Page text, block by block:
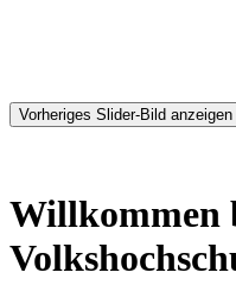
Vorheriges Slider-Bild anzeigen
Willkommen